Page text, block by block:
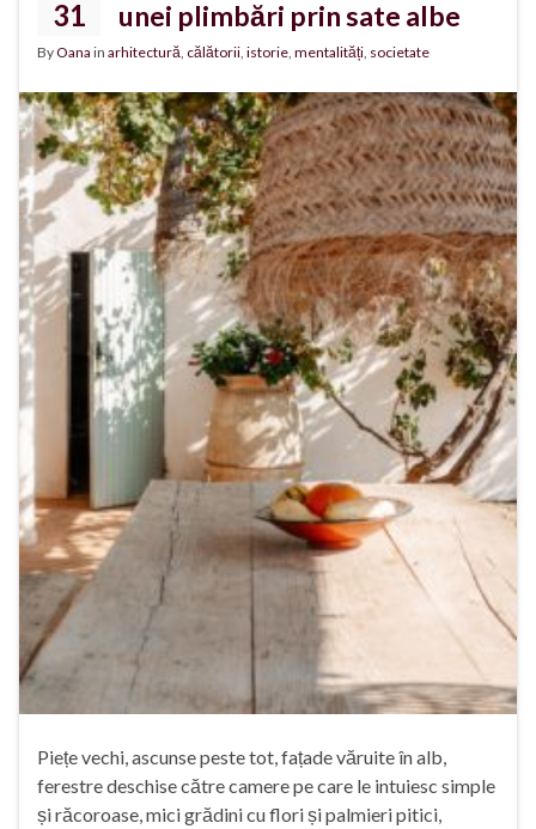
31
unei plimbări prin sate albe
ByOana in arhitectură călătorii istorie mentalități societate
Piețe vechi, ascunse peste tot, fațade văruite în alb,
ferestre deschise către camere pe care le intuiesc simple
și răcoroase, mici grădini cu flori și palmieri pitici,